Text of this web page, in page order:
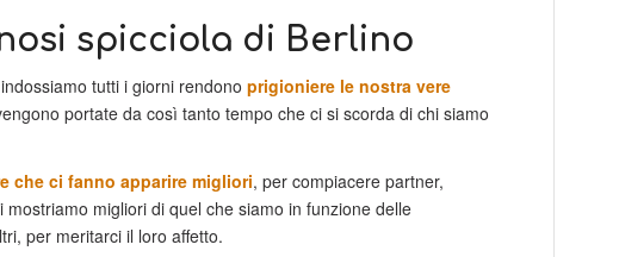
spicciola di Berlino
tutti i giorni rendonoprigioniere le nostra vere
portate da così tanto tempo che ci si scorda di chi siamo
che ci fanno apparire migliori, per compiacere partner,
mostriamo migliori di quel che siamo in funzione delle
per meritarci il loro affetto.